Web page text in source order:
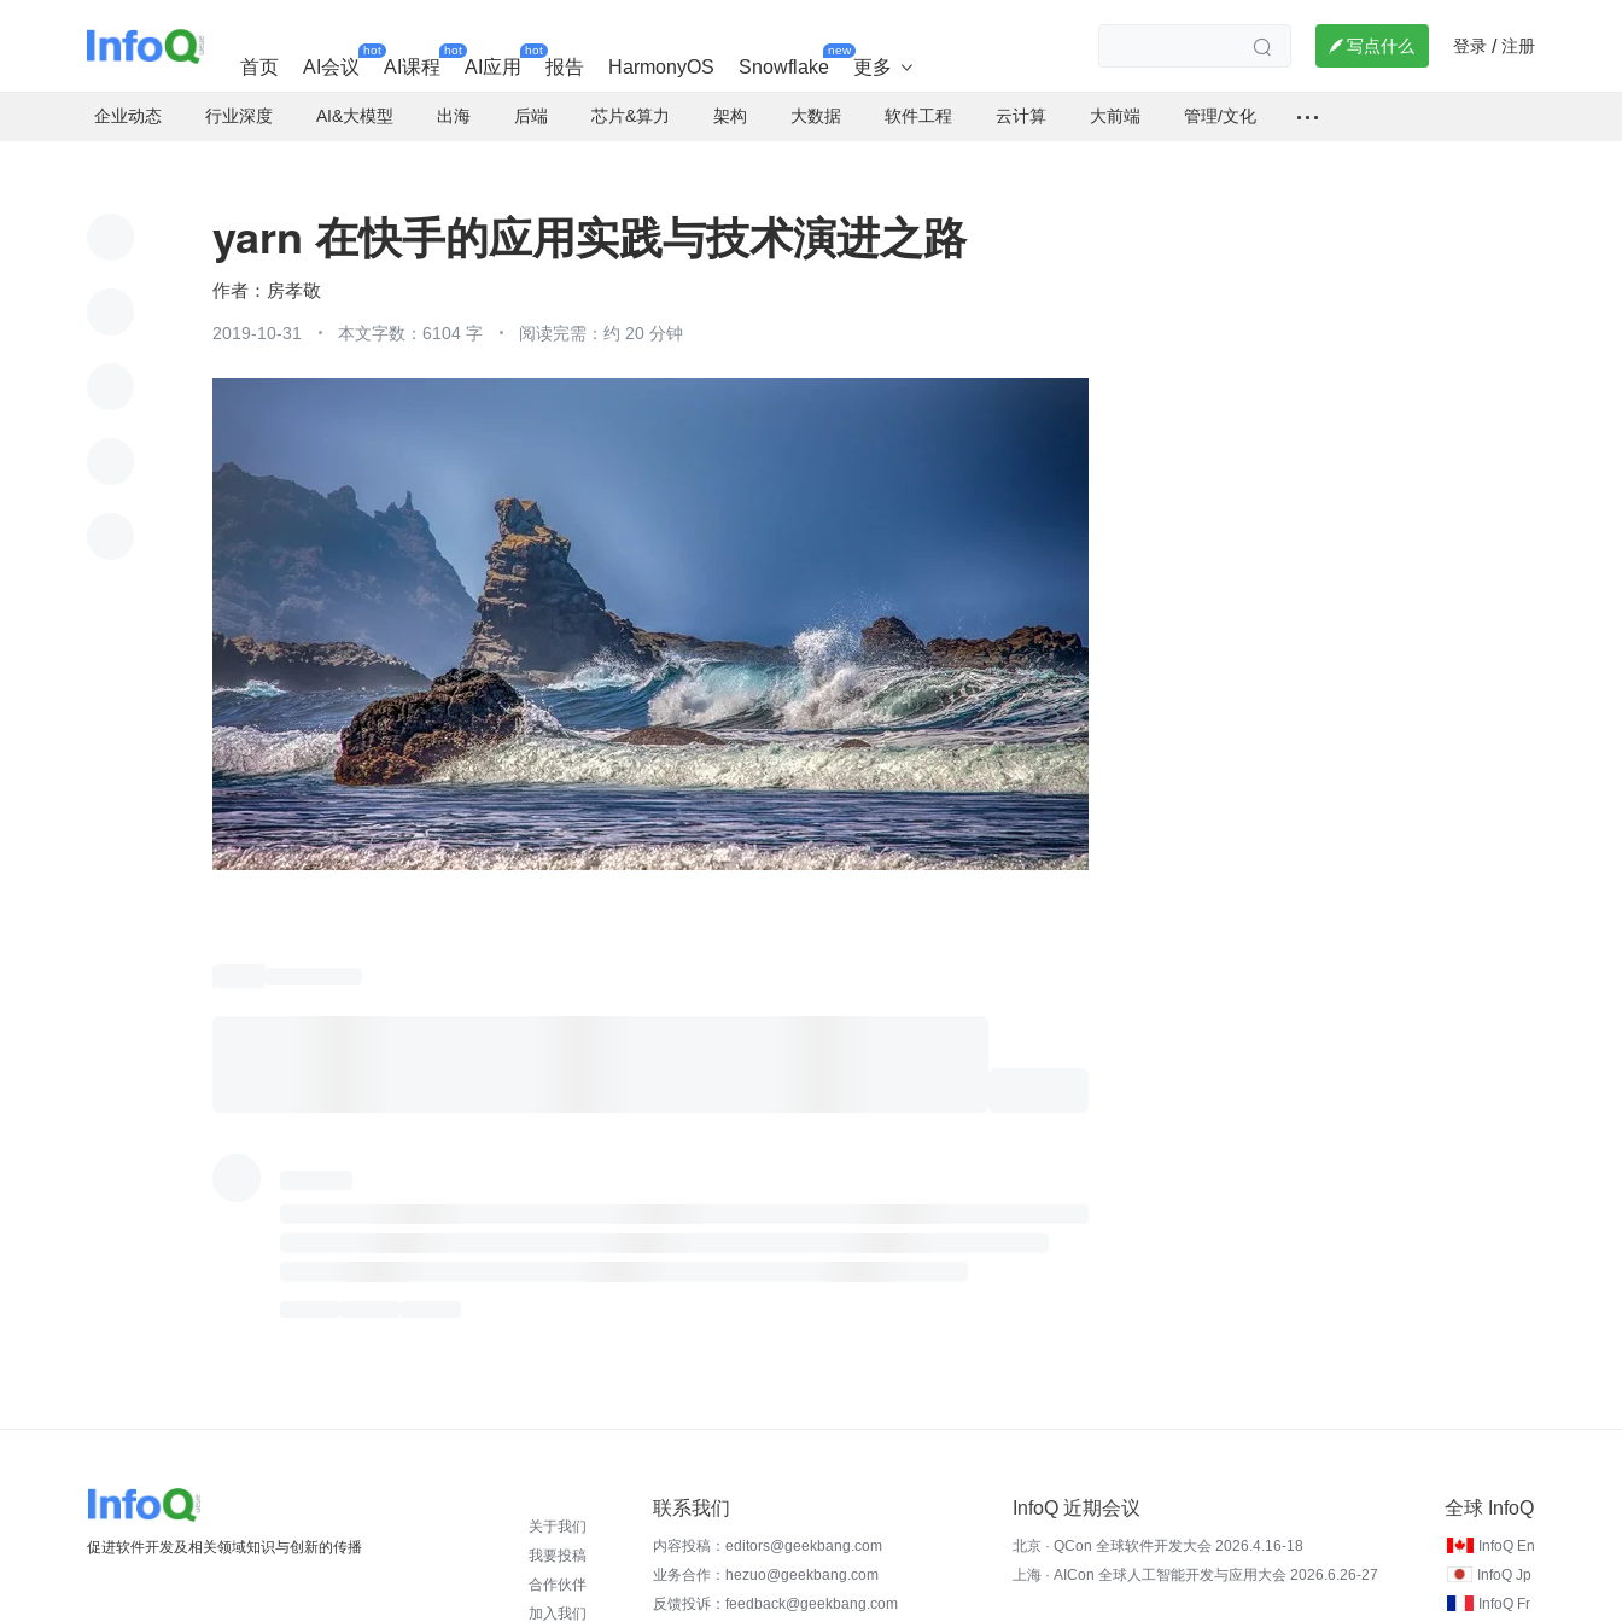
首页 AI会议
hot
AI课程
hot
AI应用
hot
报告 HarmonyOS Snowflake
new
更多 
  写点什么 登录 / 注册
企业动态 行业深度 AI&大模型 出海 后端 芯片&算力 架构 大数据 软件工程 云计算 大前端 管理/文化
yarn 在快手的应用实践与技术演进之路
房孝敬
2019-10-31 本文字数：6104 字 阅读完需：约 20 分钟
促进软件开发及相关领域知识与创新的传播
关于我们
我要投稿
合作伙伴
加入我们
联系我们
内容投稿：editors@geekbang.com
业务合作：hezuo@geekbang.com
反馈投诉：feedback@geekbang.com
InfoQ 近期会议
北京 · QCon 全球软件开发大会 2026.4.16-18
上海 · AICon 全球人工智能开发与应用大会 2026.6.26-27
全球 InfoQ
InfoQ En
InfoQ Jp
InfoQ Fr